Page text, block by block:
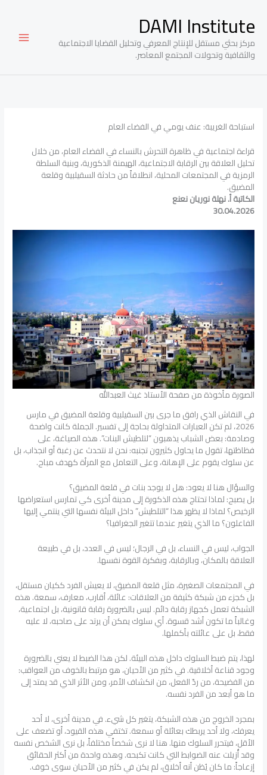
المحتوىDAMI Institute
مركز بحثي مستقل للإنتاج المعرفي وتحليل القضايا الاجتماعية
والثقافية وتحولات المجتمع المعاصر.
استباحة الغريبة: عنف يومي في الفضاء العام
قراءة اجتماعية في ظاهرة التحرش بالنساء في الفضاء العام، من خلال
تحليل العلاقة بين الرقابة الاجتماعية، الهيمنة الذكورية، وبنية السلطة
الرمزية في المجتمعات المحلية، انطلاقاً من حادثة السقيلبية وقلعة
المضيق.
الكاتبة أ. نهلة نوريان نعنع
30.04.2026
الصورة مأخوذة من صفحة الأستاذ غيث العبدالله
في النقاش الذي رافق ما جرى بين السقيلبية وقلعة المضيق في مارس
2026، لم تكن العبارات المتداولة بحاجة إلى تفسير. الجملة كانت واضحة
وصادمة: بعض الشباب يذهبون “لتلطيش البنات”. هذه الصياغة، على
فظاظتها، تقول ما يحاول كثيرون تجنبه: نحن لا نتحدث عن رغبة أو انجذاب، بل
عن سلوك يقوم على الإهانة، وعلى التعامل مع المرأة كهدف مباح.
والسؤال هنا لا يعود: هل لا يوجد بنات في قلعة المضيق؟
بل يصبح: لماذا تحتاج هذه الذكورة إلى مدينة أخرى كي تمارس استعراضها
الرخيص؟ لماذا لا يظهر هذا “التلطيش” داخل البيئة نفسها التي ينتمي إليها
الفاعلون؟ ما الذي يتغير عندما تتغير الجغرافيا؟
الجواب، ليس في النساء، بل في الرجال؛ ليس في العدد، بل في طبيعة
العلاقة بالمكان، وبالرقابة، وبفكرة القوة نفسها.
في المجتمعات الصغيرة، مثل قلعة المضيق، لا يعيش الفرد ككيان مستقل،
بل كجزء من شبكة كثيفة من العلاقات: عائلة، أقارب، معارف، سمعة. هذه
الشبكة تعمل كجهاز رقابة دائم. ليس بالضرورة رقابة قانونية، بل اجتماعية،
وغالباً ما تكون أشد قسوة. أي سلوك يمكن أن يرتد على صاحبه، لا عليه
فقط، بل على عائلته بأكملها.
لهذا، يتم ضبط السلوك داخل هذه البيئة. لكن هذا الضبط لا يعني بالضرورة
وجود قناعة أخلاقية. في كثير من الأحيان، هو مرتبط بالخوف من العواقب:
من الفضيحة، من ردّ الفعل، من انكشاف الأمر، ومن الأثر الذي قد يمتد إلى
ما هو أبعد من الفرد نفسه.
بمجرد الخروج من هذه الشبكة، يتغير كل شيء. في مدينة أخرى، لا أحد
يعرفك، ولا أحد يربطك بعائلة أو سمعة. تختفي هذه القيود، أو تضعف على
الأقل، فيتحرر السلوك منها. هنا لا نرى شخصاً مختلفاً، بل نرى الشخص نفسه
وقد أُزيلت عنه الضوابط التي كانت تكبحه. وهذه واحدة من أكثر الحقائق
إزعاجاً: ما كان يُظن أنه أخلاق، لم يكن في كثير من الأحيان سوى خوف.